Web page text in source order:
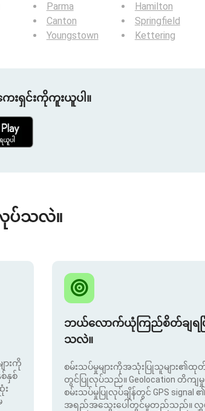
Parma
Canton
Youngstown
Hamilton
Springfield
Kettering
းရှင်းကိုကူးယူပါ။
လုပ်သလဲ။
ားကို
နှစ်
း
ဘယ်လောက်ယုံကြည်စိတ်ချရပ
သလဲ။
စမ်းသပ်မှုများကိုအသုံးပြုသူများ၏ထုတ်
တွင်ပြုလုပ်သည်။ Geolocation တိက
စမ်းသပ်မှုပြုလုပ်ချိန်တွင် GPS
အရည်အသွေးပေါ်တွင်မူတည်သည်။ လွှမ်